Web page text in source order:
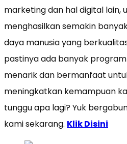
marketing dan hal digital lain,
menghasilkan semakin
daya manusia yang
pastinya ada banyak
menarik dan bermanfaat
meningkatkan kemampuan
tunggu apa lagi? Yuk
kami sekarang. Klik Disini